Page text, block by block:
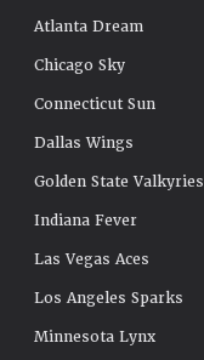
Atlanta Dream
Chicago Sky
Connecticut Sun
Dallas Wings
Golden State Valkyries
Indiana Fever
Las Vegas Aces
Los Angeles Sparks
Minnesota Lynx